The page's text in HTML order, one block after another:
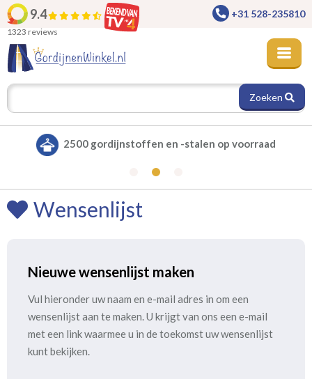
9.4
1323 reviews
+31 528-235810
Zoeken
2500 gordijnstoffen en -stalen op voorraad
Wensenlijst
Nieuwe wensenlijst maken
Vul hieronder uw naam en e-mail adres in om een
wensenlijst aan te maken. U krijgt van ons een e-mail
met een link waarmee u in de toekomst uw wensenlijst
kunt bekijken.